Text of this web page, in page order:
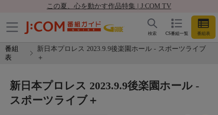
この夏、心を動かす作品特集 | J:COM TV
CS番組一覧 番組表
検索
番組
表
新日本プロレス 2023.9.9後楽園ホール - スポーツライブ
＋
新日本プロレス 2023.9.9後楽園ホール -
スポーツライブ＋